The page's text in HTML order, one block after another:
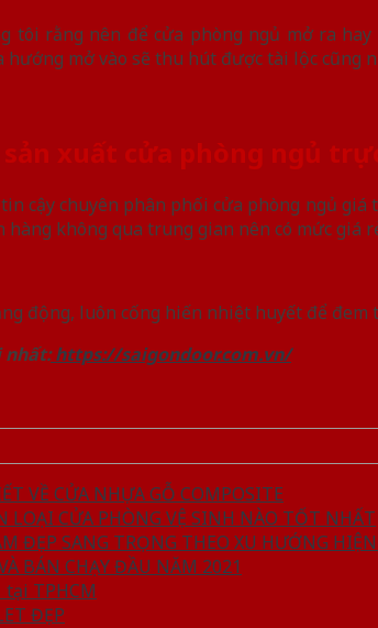
tôi rằng nên để cửa phòng ngủ mở ra
mở vào sẽ thu hút được tài lộc cũng
sản xuất cửa phòng ngủ
cậy chuyên phân phối cửa phòng ngủ
không qua trung gian nên có mức giá
động, luôn cống hiến nhiệt huyết để
nhất:https://saigondoor.com.vn/
VỀ CỬA NHỰA GỖ COMPOSITE
LOẠI CỬA PHÒNG VỆ SINH NÀO TỐT NHẤT
ĐẸP SANG TRỌNG THEO XU HƯỚNG
BÁN CHẠY ĐẦU NĂM 2021
tại TPHCM
ĐẸP